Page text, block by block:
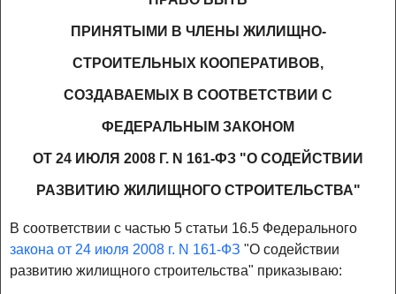
ПРИНЯТЫМИ В ЧЛЕНЫ ЖИЛИЩНО-
СТРОИТЕЛЬНЫХ КООПЕРАТИВОВ,
СОЗДАВАЕМЫХ В СООТВЕТСТВИИ С
ФЕДЕРАЛЬНЫМ ЗАКОНОМ
ОТ 24 ИЮЛЯ 2008 Г. N 161-ФЗ "О СОДЕЙСТВИИ
РАЗВИТИЮ ЖИЛИЩНОГО СТРОИТЕЛЬСТВА"
В соответствии с частью 5 статьи 16.5 Федерального
закона от 24 июля 2008 г. N 161-ФЗ "О содействии
развитию жилищного строительства" приказываю: